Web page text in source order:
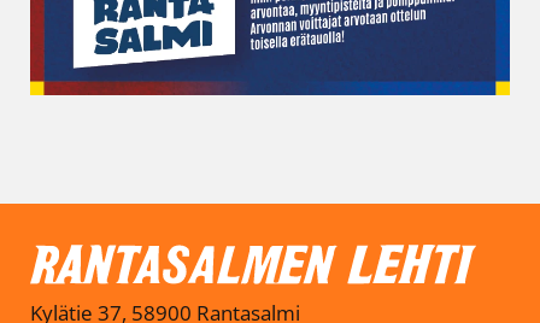
Kylätie 37, 58900 Rantasalmi